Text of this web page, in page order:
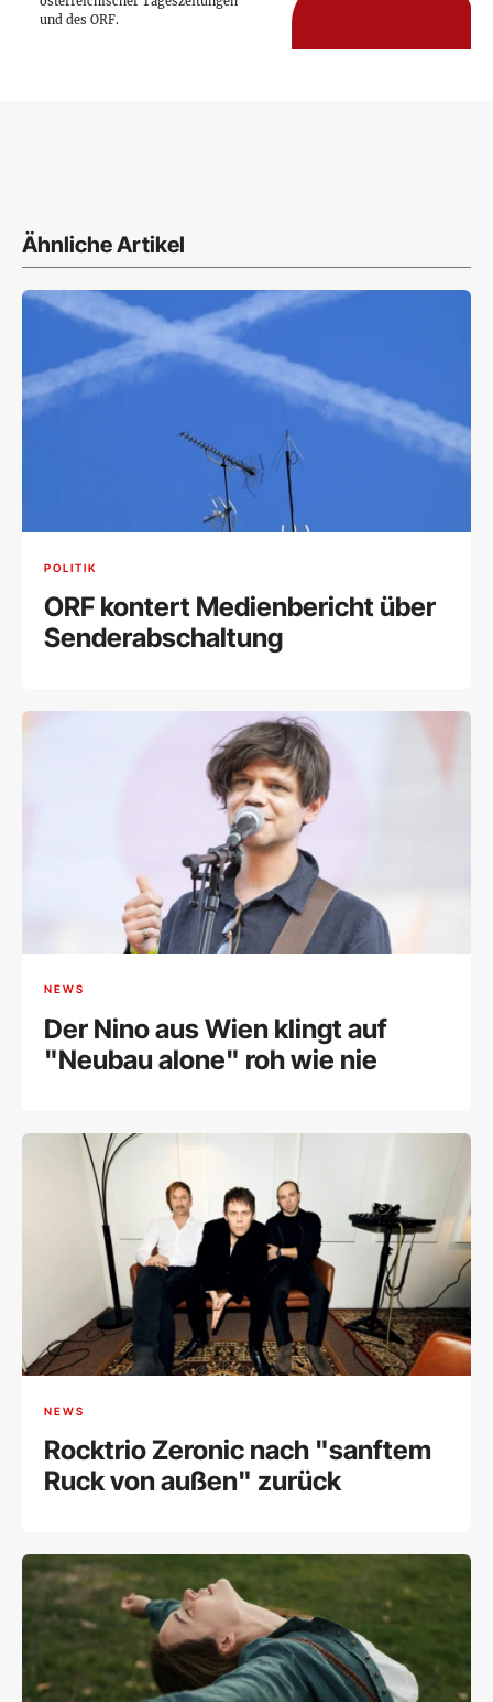
und des ORF.
Ähnliche Artikel
POLITIK
ORF kontert Medienbericht über
Senderabschaltung
NEWS
Der Nino aus Wien klingt auf
"Neubau alone" roh wie nie
NEWS
Rocktrio Zeronic nach "sanftem
Ruck von außen" zurück